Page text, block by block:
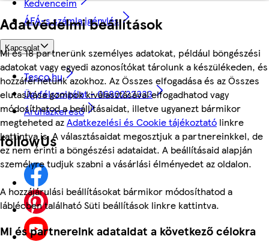
Adatvédelmi beállítások
Mi és 18 partnerünk személyes adatokat, például böngészési
adatokat vagy egyedi azonosítókat tárolunk a készülékeden, és
hozzáférhetünk azokhoz. Az Összes elfogadása és az Összes
elutasítása gombok kiválasztásával elfogadhatod vagy
módosíthatod a beállításaidat, illetve ugyanezt bármikor
megteheted azAdatkezelési és Cookie tájékoztató linkre
kattintva is. A választásaidat megosztjuk a partnereinkkel, de
ez nem érinti a böngészési adataidat. A beállításaid alapján
személyre tudjuk szabni a vásárlási élményedet az oldalon.
A hozzájárulási beállításokat bármikor módosíthatod a
láblécben található Süti beállítások linkre kattintva.
Mi és partnereink adataidat a következő célokra
ÁFÁ-s számla igénylés
Kapcsolat
Tesco.hu
Ügyfélszolgálat - 0680222333
Áruházkereső
followUs